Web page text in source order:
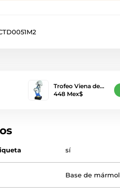
Trofeo Viena de…
448 Mex$
sí
Base de mármol